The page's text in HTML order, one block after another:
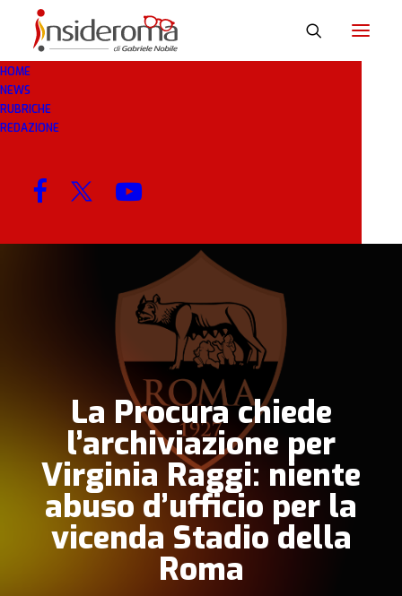
HOME
NEWS
RUBRICHE
REDAZIONE
26 GIU 2019
La Procura chiede
l’archiviazione per
Virginia Raggi: niente
abuso d’ufficio per la
vicenda Stadio della
Roma